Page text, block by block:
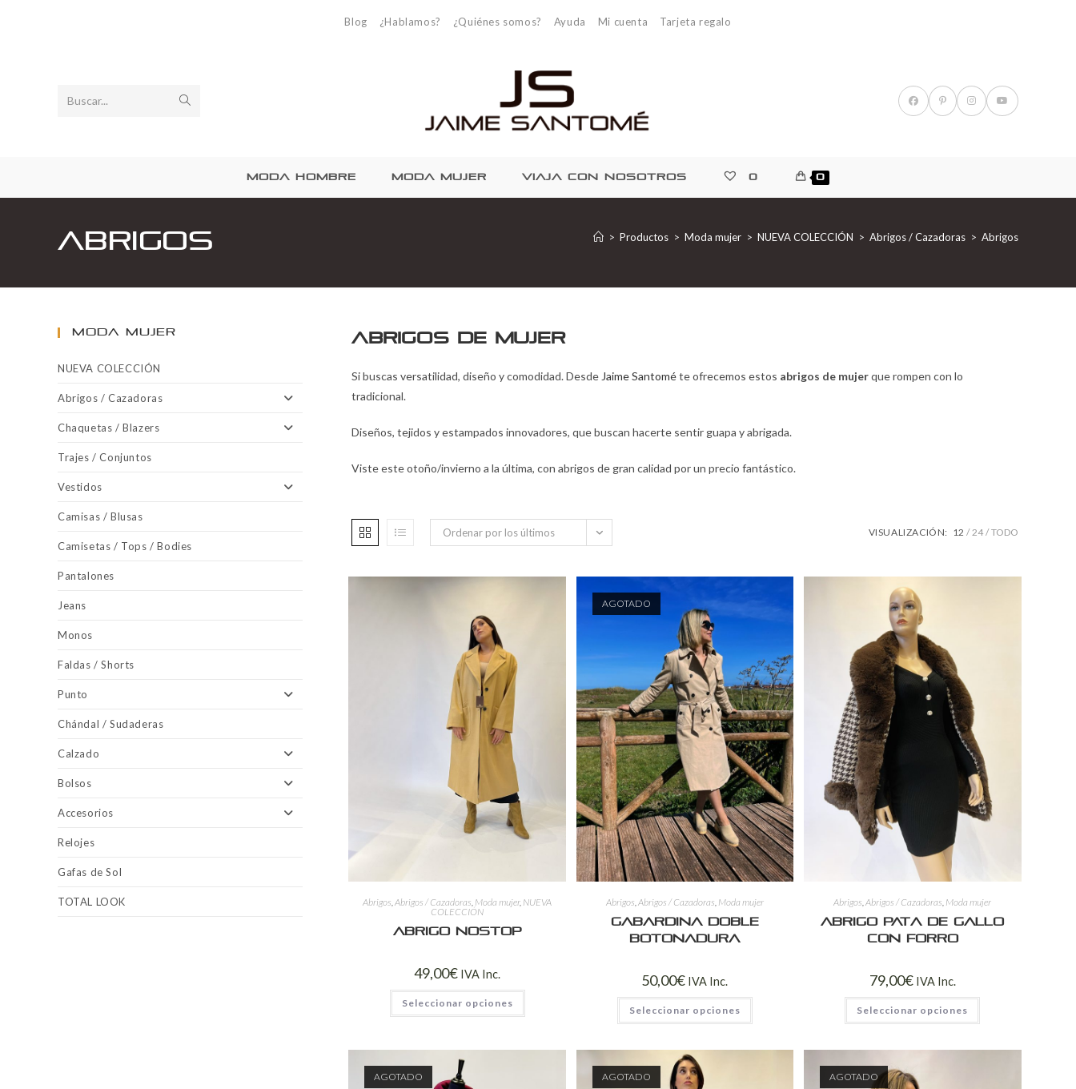
Blog ¿Hablamos? ¿Quiénes somos? Ayuda Mi cuenta Tarjeta regalo
Buscar...
MODA HOMBRE MODA MUJER VIAJA CON NOSOTROS 0 0
Abrigos > Productos > Moda mujer > NUEVA COLECCIÓN > Abrigos / Cazadoras > Abrigos
Abrigos de mujer
Si buscas versatilidad, diseño y comodidad. Desde Jaime Santométe ofrecemos estos abrigos de mujerque rompen con lo
tradicional.
Diseños, tejidos y estampados innovadores, que buscan hacerte sentir guapa y abrigada.
Viste este otoño/invierno a la última, con abrigos de gran calidad por un precio fantástico.
Ordenar por los últimos VISUALIZACIÓN: 12 24 TODO
Abrigos ,Abrigos / Cazadoras Moda mujer, NUEVA
COLECCIÓN
Abrigo Nostop
49,00€ IVA Inc.
Seleccionar opciones
AGOTADO
Abrigos Abrigos / Cazadoras Moda mujer
Gabardina Doble
Botonadura
50,00€ IVA Inc.
Seleccionar opciones
Abrigos ,Abrigos / Cazadoras Moda mujer
Abrigo Pata de Gallo
con Forro
79,00€ IVA Inc.
Seleccionar opciones
AGOTADO AGOTADO AGOTADO
MODA MUJER
NUEVA COLECCIÓN
Abrigos / Cazadoras
Chaquetas / Blazers
Trajes / Conjuntos
Vestidos
Camisas / Blusas
Camisetas / Tops / Bodies
Pantalones
Jeans
Monos
Faldas / Shorts
Punto
Chándal / Sudaderas
Calzado
Bolsos
Accesorios
Relojes
Gafas de Sol
TOTAL LOOK